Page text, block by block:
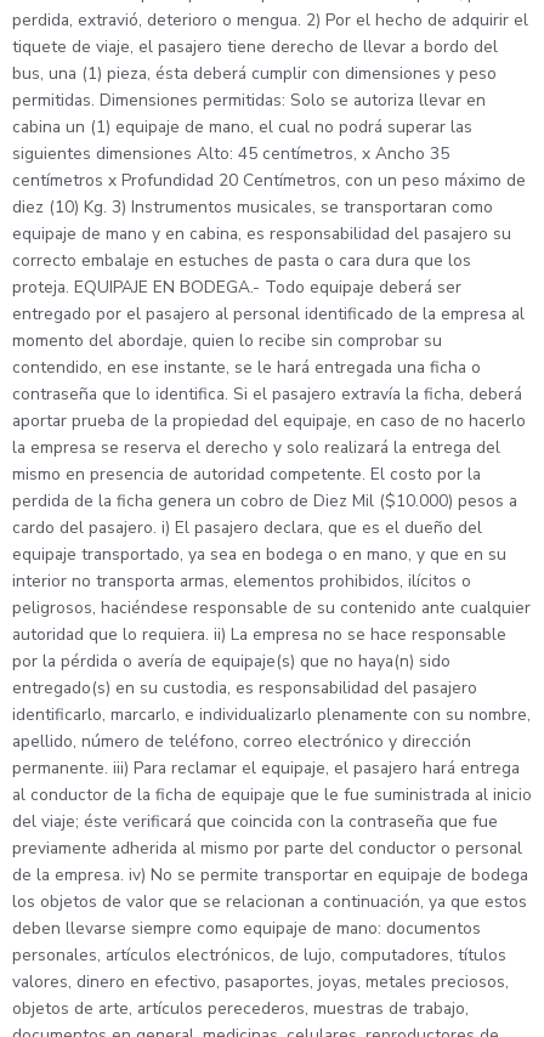
perdida, extravió, deterioro o mengua. 2) Por el hecho de adquirir el
tiquete de viaje, el pasajero tiene derecho de llevar a bordo del
bus, una (1) pieza, ésta deberá cumplir con dimensiones y peso
permitidas. Dimensiones permitidas: Solo se autoriza llevar en
cabina un (1) equipaje de mano, el cual no podrá superar las
siguientes dimensiones Alto: 45 centímetros, x Ancho 35
centímetros x Profundidad 20 Centímetros, con un peso máximo de
diez (10) Kg. 3) Instrumentos musicales, se transportaran como
equipaje de mano y en cabina, es responsabilidad del pasajero su
correcto embalaje en estuches de pasta o cara dura que los
proteja. EQUIPAJE EN BODEGA.- Todo equipaje deberá ser
entregado por el pasajero al personal identificado de la empresa al
momento del abordaje, quien lo recibe sin comprobar su
contendido, en ese instante, se le hará entregada una ficha o
contraseña que lo identifica. Si el pasajero extravía la ficha, deberá
aportar prueba de la propiedad del equipaje, en caso de no hacerlo
la empresa se reserva el derecho y solo realizará la entrega del
mismo en presencia de autoridad competente. El costo por la
perdida de la ficha genera un cobro de Diez Mil ($10.000) pesos a
cardo del pasajero. i) El pasajero declara, que es el dueño del
equipaje transportado, ya sea en bodega o en mano, y que en su
interior no transporta armas, elementos prohibidos, ilícitos o
peligrosos, haciéndese responsable de su contenido ante cualquier
autoridad que lo requiera. ii) La empresa no se hace responsable
por la pérdida o avería de equipaje(s) que no haya(n) sido
entregado(s) en su custodia, es responsabilidad del pasajero
identificarlo, marcarlo, e individualizarlo plenamente con su nombre,
apellido, número de teléfono, correo electrónico y dirección
permanente. iii) Para reclamar el equipaje, el pasajero hará entrega
al conductor de la ficha de equipaje que le fue suministrada al inicio
del viaje; éste verificará que coincida con la contraseña que fue
previamente adherida al mismo por parte del conductor o personal
de la empresa. iv) No se permite transportar en equipaje de bodega
los objetos de valor que se relacionan a continuación, ya que estos
deben llevarse siempre como equipaje de mano: documentos
personales, artículos electrónicos, de lujo, computadores, títulos
valores, dinero en efectivo, pasaportes, joyas, metales preciosos,
objetos de arte, artículos perecederos, muestras de trabajo,